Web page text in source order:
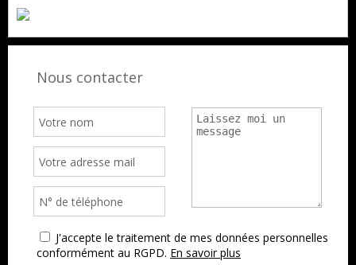
Nous contacter
J'accepte le traitement de mes données personnelles
conformément au RGPD. En savoir plus